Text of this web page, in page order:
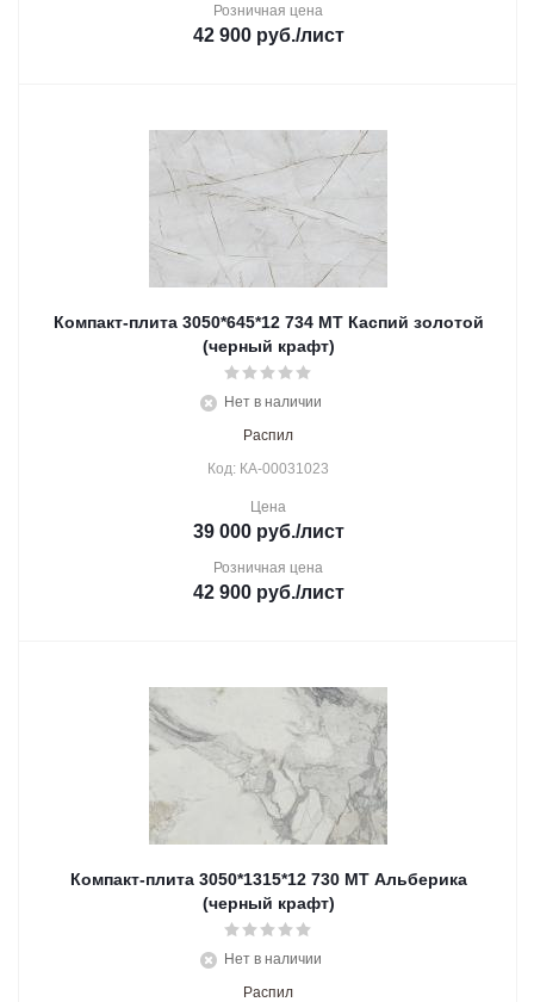
Розничная цена
42 900руб./лист
Компакт-плита 3050*645*12 734 МТ Каспий золотой
(черный крафт)
Нет в наличии
Распил
Код: КА-00031023
Цена
39 000руб./лист
Розничная цена
42 900руб./лист
Компакт-плита 3050*1315*12 730 МТ Альберика
(черный крафт)
Нет в наличии
Распил